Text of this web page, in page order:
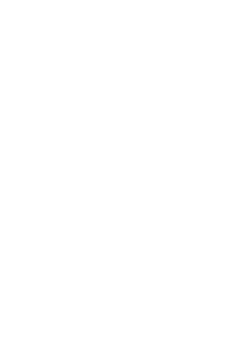
etupukin joustomatkaa ja
1. KYB PRO 46 EA-3 R -
Brutal RE
takajousituksen takapukissa
KYB PRO 46 EA-3 R -
kolmiasentoinen pikasäätö
erillinen, talttapäämeisselillä
paluuvaimennukselle.
vaikuttaa sekä hitaan että
vaimennukseen, tarjoten
säädettävyyden laajalla
Urheilulliseen ajoon, jossa
suurinta
Sport-asetus. Comfort-
tarjoaa parhaimman